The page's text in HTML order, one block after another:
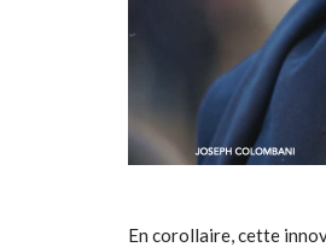
En corollaire, cette